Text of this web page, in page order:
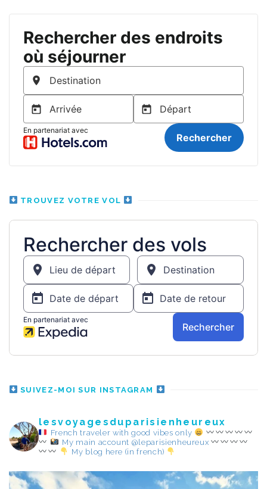
TROUVEZ VOTRE VOL
SUIVEZ-MOI SUR INSTAGRAM
lesvoyagesduparisienheureux
French traveler with good vibes only
My main account @leparisienheureux
My blog here (in french)